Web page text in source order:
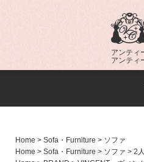
アンティ
アンティ
Home > Sofa・Furniture > ソファ
Home > Sofa・Furniture > ソファ > 2